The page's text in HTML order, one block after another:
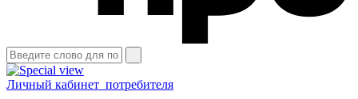
Личный кабинет потребителя